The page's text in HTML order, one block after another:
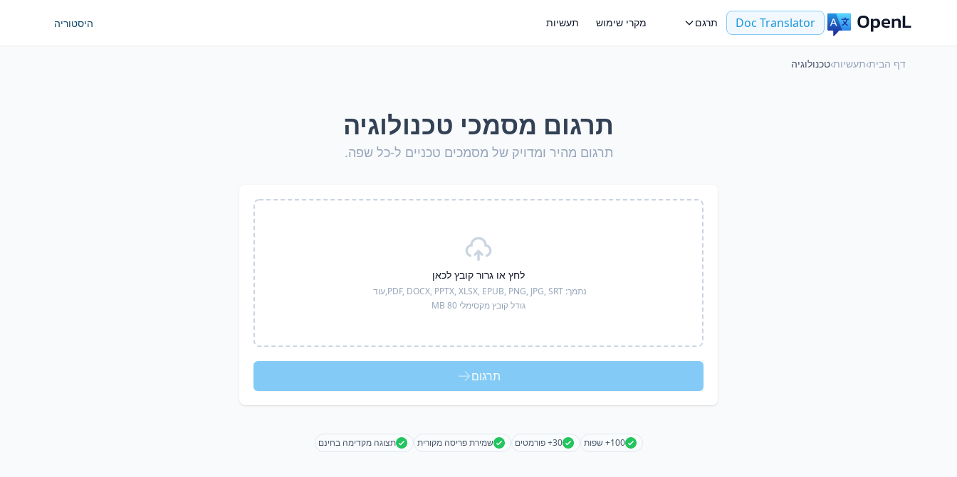
Doc Translator תרגם מקרי שימוש תעשיות היסטוריה
דף הבית›תעשיות›טכנולוגיה
תרגום מסמכי טכנולוגיה
תרגום מהיר ומדויק של מסמכים טכניים ל-כל שפה.
לחץ או גרור קובץ לכאן
נתמך: PDF, DOCX, PPTX, XLSX, EPUB, PNG, JPG, SRT, עוד
גודל קובץ מקסימלי 80 MB
תרגום
100+ שפות 30+ פורמטים שמירת פריסה מקורית תצוגה מקדימה בחינם